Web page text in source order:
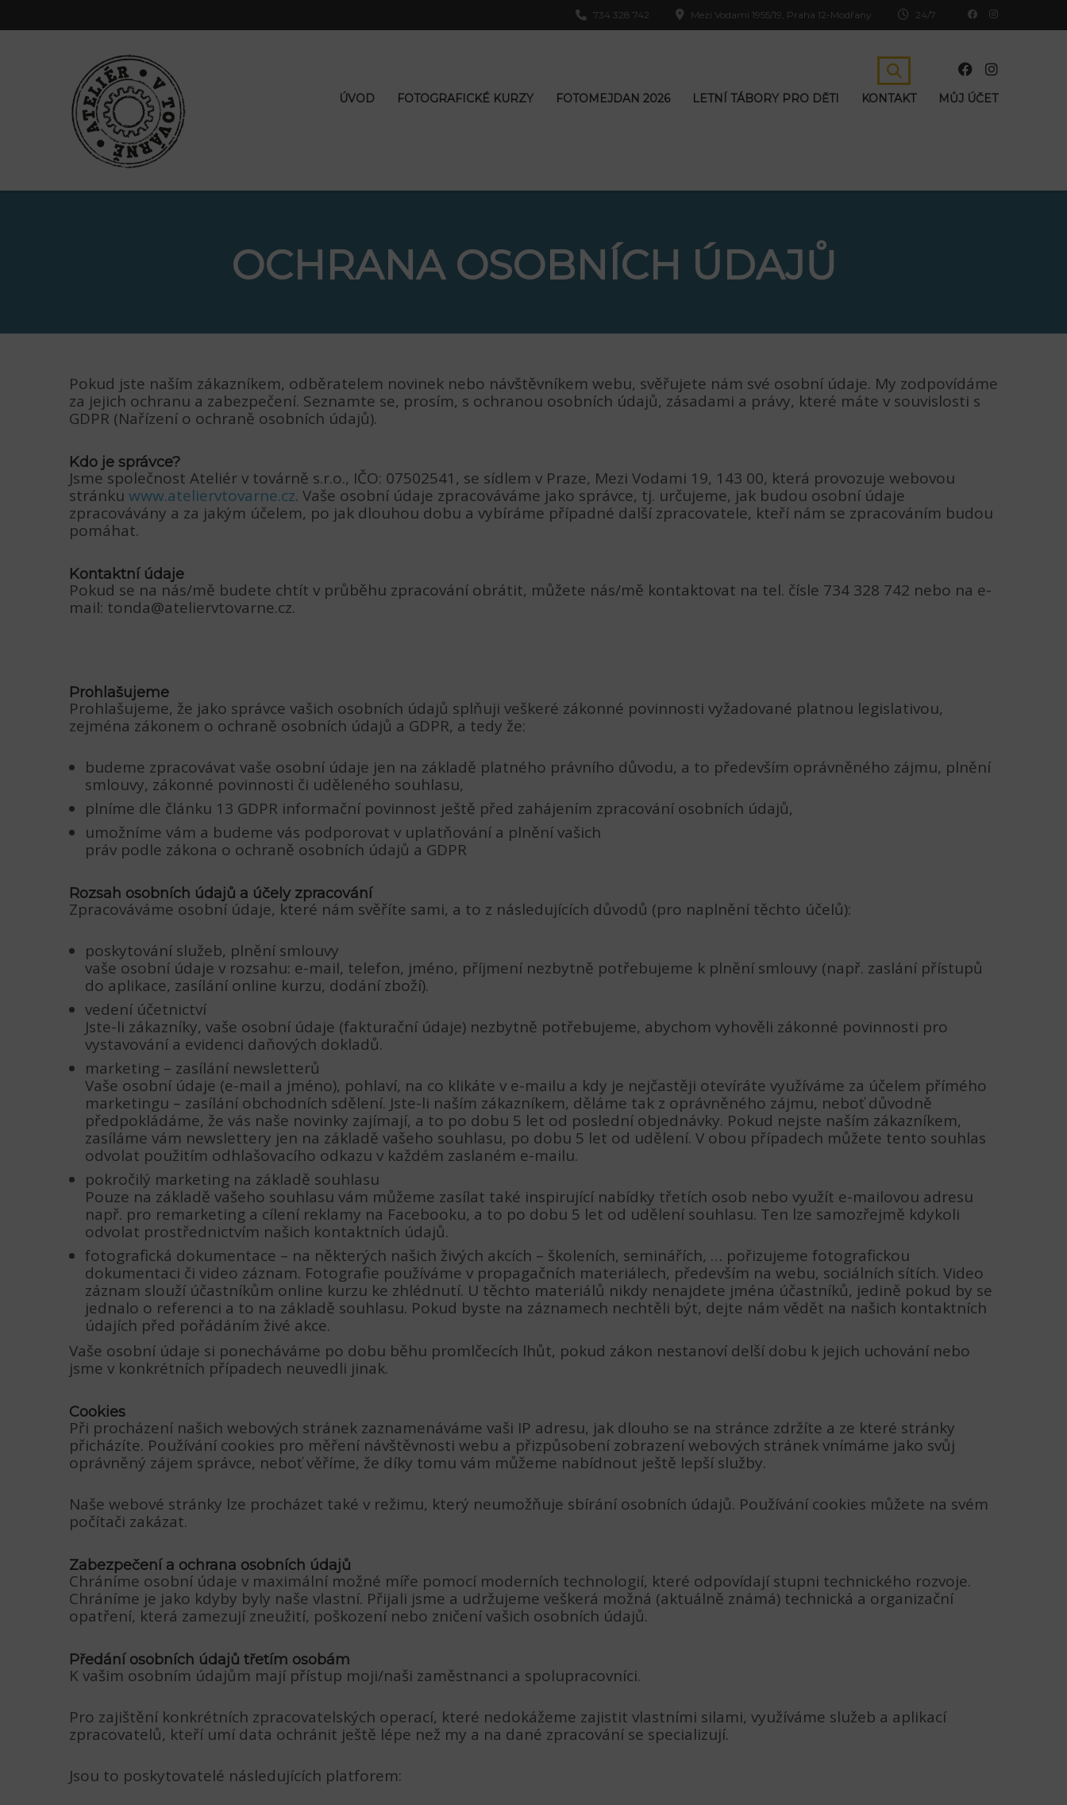
24/7
Mezi Vodami 1955/19, Praha 12-Modřany
734 328 742
ÚVOD FOTOGRAFICKÉ KURZY FOTOMEJDAN 2026 LETNÍ TÁBORY PRO DĚTI KONTAKT MŮJ ÚČET
OCHRANA OSOBNÍCH ÚDAJŮ
Pokud jste naším zákazníkem, odběratelem novinek nebo návštěvníkem webu, svěřujete nám své osobní údaje. My zodpovídáme
za jejich ochranu a zabezpečení. Seznamte se, prosím, s ochranou osobních údajů, zásadami a právy, které máte v souvislosti s
GDPR (Nařízení o ochraně osobních údajů).
Kdo je správce?
Jsme společnost Ateliér v továrně s.r.o., IČO: 07502541, se sídlem v Praze, Mezi Vodami 19, 143 00, která provozuje webovou
stránku www.ateliervtovarne.cz. Vaše osobní údaje zpracováváme jako správce, tj. určujeme, jak budou osobní údaje
zpracovávány a za jakým účelem, po jak dlouhou dobu a vybíráme případné další zpracovatele, kteří nám se zpracováním budou
pomáhat.
Kontaktní údaje
Pokud se na nás/mě budete chtít v průběhu zpracování obrátit, můžete nás/mě kontaktovat na tel. čísle 734 328 742 nebo na e-
mail: tonda@ateliervtovarne.cz.
Prohlašujeme
Prohlašujeme, že jako správce vašich osobních údajů splňuji veškeré zákonné povinnosti vyžadované platnou legislativou,
zejména zákonem o ochraně osobních údajů a GDPR, a tedy že:
budeme zpracovávat vaše osobní údaje jen na základě platného právního důvodu, a to především oprávněného zájmu, plnění
smlouvy, zákonné povinnosti či uděleného souhlasu,
plníme dle článku 13 GDPR informační povinnost ještě před zahájením zpracování osobních údajů,
umožníme vám a budeme vás podporovat v uplatňování a plnění vašich
práv podle zákona o ochraně osobních údajů a GDPR
Rozsah osobních údajů a účely zpracování
Zpracováváme osobní údaje, které nám svěříte sami, a to z následujících důvodů (pro naplnění těchto účelů):
poskytování služeb, plnění smlouvy
vaše osobní údaje v rozsahu: e-mail, telefon, jméno, příjmení nezbytně potřebujeme k plnění smlouvy (např. zaslání přístupů
do aplikace, zasílání online kurzu, dodání zboží).
vedení účetnictví
Jste-li zákazníky, vaše osobní údaje (fakturační údaje) nezbytně potřebujeme, abychom vyhověli zákonné povinnosti pro
vystavování a evidenci daňových dokladů.
marketing – zasílání newsletterů
Vaše osobní údaje (e-mail a jméno), pohlaví, na co klikáte v e-mailu a kdy je nejčastěji otevíráte využíváme za účelem přímého
marketingu – zasílání obchodních sdělení. Jste-li naším zákazníkem, děláme tak z oprávněného zájmu, neboť důvodně
předpokládáme, že vás naše novinky zajímají, a to po dobu 5 let od poslední objednávky. Pokud nejste naším zákazníkem,
zasíláme vám newslettery jen na základě vašeho souhlasu, po dobu 5 let od udělení. V obou případech můžete tento souhlas
odvolat použitím odhlašovacího odkazu v každém zaslaném e-mailu.
pokročilý marketing na základě souhlasu
Pouze na základě vašeho souhlasu vám můžeme zasílat také inspirující nabídky třetích osob nebo využít e-mailovou adresu
např. pro remarketing a cílení reklamy na Facebooku, a to po dobu 5 let od udělení souhlasu. Ten lze samozřejmě kdykoli
odvolat prostřednictvím našich kontaktních údajů.
fotografická dokumentace – na některých našich živých akcích – školeních, seminářích, … pořizujeme fotografickou
dokumentaci či video záznam. Fotografie používáme v propagačních materiálech, především na webu, sociálních sítích. Video
záznam slouží účastníkům online kurzu ke zhlédnutí. U těchto materiálů nikdy nenajdete jména účastníků, jedině pokud by se
jednalo o referenci a to na základě souhlasu. Pokud byste na záznamech nechtěli být, dejte nám vědět na našich kontaktních
údajích před pořádáním živé akce.
Vaše osobní údaje si ponecháváme po dobu běhu promlčecích lhůt, pokud zákon nestanoví delší dobu k jejich uchování nebo
jsme v konkrétních případech neuvedli jinak.
Cookies
Při procházení našich webových stránek zaznamenáváme vaši IP adresu, jak dlouho se na stránce zdržíte a ze které stránky
přicházíte. Používání cookies pro měření návštěvnosti webu a přizpůsobení zobrazení webových stránek vnímáme jako svůj
oprávněný zájem správce, neboť věříme, že díky tomu vám můžeme nabídnout ještě lepší služby.
Naše webové stránky lze procházet také v režimu, který neumožňuje sbírání osobních údajů. Používání cookies můžete na svém
počítači zakázat.
Zabezpečení a ochrana osobních údajů
Chráníme osobní údaje v maximální možné míře pomocí moderních technologií, které odpovídají stupni technického rozvoje.
Chráníme je jako kdyby byly naše vlastní. Přijali jsme a udržujeme veškerá možná (aktuálně známá) technická a organizační
opatření, která zamezují zneužití, poškození nebo zničení vašich osobních údajů.
Předání osobních údajů třetím osobám
K vašim osobním údajům mají přístup moji/naši zaměstnanci a spolupracovníci.
Pro zajištění konkrétních zpracovatelských operací, které nedokážeme zajistit vlastními silami, využíváme služeb a aplikací
zpracovatelů, kteří umí data ochránit ještě lépe než my a na dané zpracování se specializují.
Jsou to poskytovatelé následujících platforem: